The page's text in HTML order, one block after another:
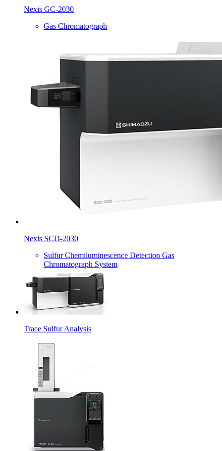
Nexis GC-2030
Gas Chromatograph
Nexis SCD-2030
Sulfur Chemiluminescence Detection Gas
Chromatograph System
Trace Sulfur Analysis